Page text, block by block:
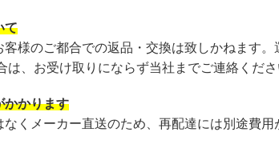
て
客様のご都合での返品・交換は致しかねます
は、お受け取りにならず当社までご連絡くださ
かかります
くメーカー直送のため、再配達には別途費用